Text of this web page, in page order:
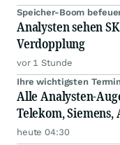
Speicher-Boom
Analysten sehen
Verdopplung
vor 1 Stunde
Ihre wichtigsten
Alle Analysten-
Telekom,
heute 04:30